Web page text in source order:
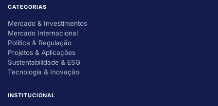
CATEGORIAS
Mercado & Investimentos
Mercado Internacional
Política & Regulação
Projetos & Aplicações
Sustentabilidade & ESG
Tecnologia & Inovação
INSTITUCIONAL